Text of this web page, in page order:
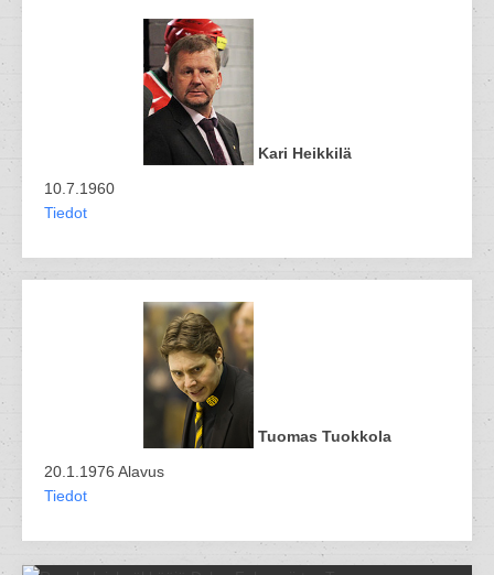
Kari Heikkilä
10.7.1960
Tiedot
Tuomas Tuokkola
20.1.1976 Alavus
Tiedot